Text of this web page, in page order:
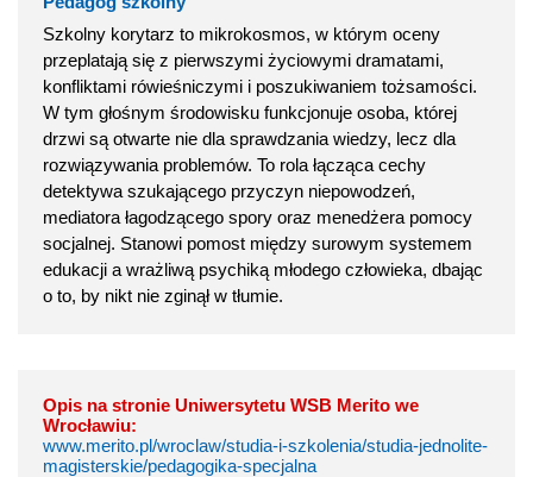
Szkolny korytarz to mikrokosmos, w którym oceny
przeplatają się z pierwszymi życiowymi dramatami,
konfliktami rówieśniczymi i poszukiwaniem tożsamości.
W tym głośnym środowisku funkcjonuje osoba, której
drzwi są otwarte nie dla sprawdzania wiedzy, lecz dla
rozwiązywania problemów. To rola łącząca cechy
detektywa szukającego przyczyn niepowodzeń,
mediatora łagodzącego spory oraz menedżera pomocy
socjalnej. Stanowi pomost między surowym systemem
edukacji a wrażliwą psychiką młodego człowieka, dbając
o to, by nikt nie zginął w tłumie.
Opis na stronie Uniwersytetu WSB Merito we
Wrocławiu:
www.merito.pl/wroclaw/studia-i-szkolenia/studia-jednolite-
magisterskie/pedagogika-specjalna